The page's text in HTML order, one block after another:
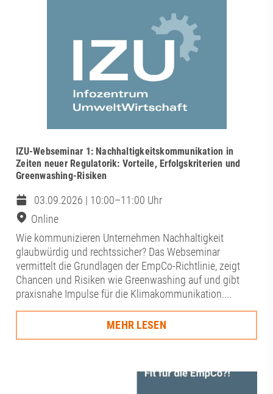
IZU-Webseminar 1: Nachhaltigkeitskommunikation in
Zeiten neuer Regulatorik: Vorteile, Erfolgskriterien und
Greenwashing-Risiken
03.09.2026 | 10:00–11:00 Uhr
Online
Wie kommunizieren Unternehmen Nachhaltigkeit
glaubwürdig und rechtssicher? Das Webseminar
vermittelt die Grundlagen der EmpCo-Richtlinie, zeigt
Chancen und Risiken wie Greenwashing auf und gibt
praxisnahe Impulse für die Klimakommunikation....
MEHR LESEN